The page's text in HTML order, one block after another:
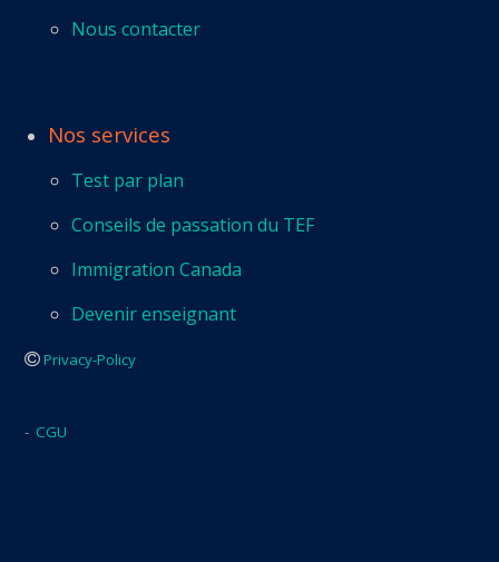
Nous contacter
Nos services
Test par plan
Conseils de passation du TEF
Immigration Canada
Devenir enseignant
Privacy-Policy
- CGU